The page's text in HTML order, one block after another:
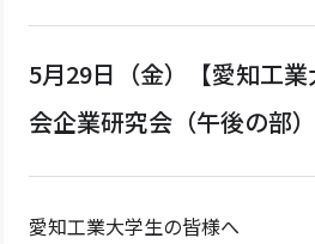
5月29日（金）【愛知工
会企業研究会（午後の部
愛知工業大学生の皆様へ